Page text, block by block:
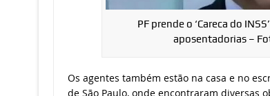
PF prende o ‘Careca do
aposentadorias –
Os agentes também estão na casa e no
de São Paulo, onde encontraram diversas